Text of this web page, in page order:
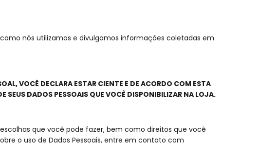
nós utilizamos e divulgamos informações coletadas em
VOCÊ DECLARA ESTAR CIENTE E DE ACORDO COM ESTA
SEUS DADOS PESSOAIS QUE VOCÊ DISPONIBILIZAR NA LOJA.
que você pode fazer, bem como direitos que você
o uso de Dados Pessoais, entre em contato com